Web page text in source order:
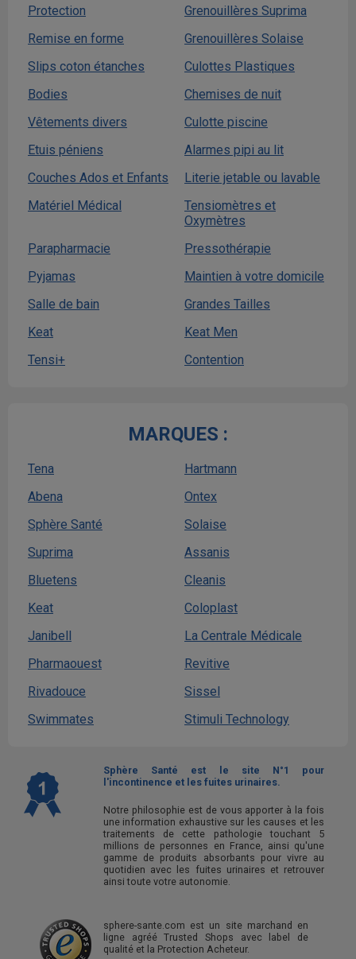
Protection
Grenouillères Suprima
Remise en forme
Grenouillères Solaise
Slips coton étanches
Culottes Plastiques
Bodies
Chemises de nuit
Vêtements divers
Culotte piscine
Etuis péniens
Alarmes pipi au lit
Couches Ados et Enfants
Literie jetable ou lavable
Matériel Médical
Tensiomètres et
Oxymètres
Parapharmacie
Pressothérapie
Pyjamas
Maintien à votre domicile
Salle de bain
Grandes Tailles
Keat
Keat Men
Tensi+
Contention
MARQUES :
Tena
Hartmann
Abena
Ontex
Sphère Santé
Solaise
Suprima
Assanis
Bluetens
Cleanis
Keat
Coloplast
Janibell
La Centrale Médicale
Pharmaouest
Revitive
Rivadouce
Sissel
Swimmates
Stimuli Technology
Sphère Santé est le site N°1 pour
l'incontinence et les fuites urinaires.
Notre philosophie est de vous apporter à la fois
une information exhaustive sur les causes et les
traitements de cette pathologie touchant 5
millions de personnes en France, ainsi qu'une
gamme de produits absorbants pour vivre au
quotidien avec les fuites urinaires et retrouver
ainsi toute votre autonomie.
sphere-sante.com est un site marchand en
ligne agréé Trusted Shops avec label de
qualité et la Protection Acheteur.